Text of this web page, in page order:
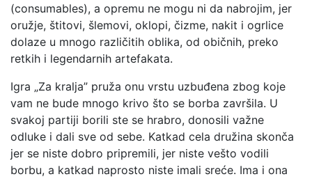
(consumables), a opremu ne mogu ni da nabrojim, jer
oružje, štitovi, šlemovi, oklopi, čizme, nakit i ogrlice
dolaze u mnogo različitih oblika, od običnih, preko
retkih i legendarnih artefakata.
Igra „Za kralja” pruža onu vrstu uzbuđena zbog koje
vam ne bude mnogo krivo što se borba završila. U
svakoj partiji borili ste se hrabro, donosili važne
odluke i dali sve od sebe. Katkad cela družina skonča
jer se niste dobro pripremili, jer niste vešto vodili
borbu, a katkad naprosto niste imali sreće. Ima i ona